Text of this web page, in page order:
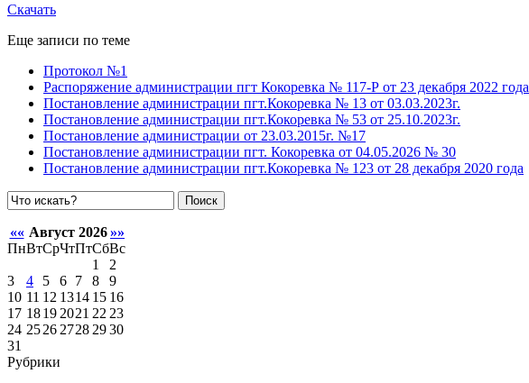
Скачать
Еще записи по теме
Протокол №1
Распоряжение администрации пгт Кокоревка № 117-Р от 23 декабря 2022 года
Постановление администрации пгт.Кокоревка № 13 от 03.03.2023г.
Постановление администрации пгт.Кокоревка № 53 от 25.10.2023г.
Постановление администрации от 23.03.2015г. №17
Постановление администрации пгт. Кокоревка от 04.05.2026 № 30
Постановление администрации пгт.Кокоревка № 123 от 28 декабря 2020 года
Поиск
«« Август 2026 »»
ПнВтСрЧтПтСбВс
1
2
3
4 5 6 7 8
9
10 11 12 1314 15 16
17 1819 2021 22 23
24 2526 2728 2930
31
Рубрики